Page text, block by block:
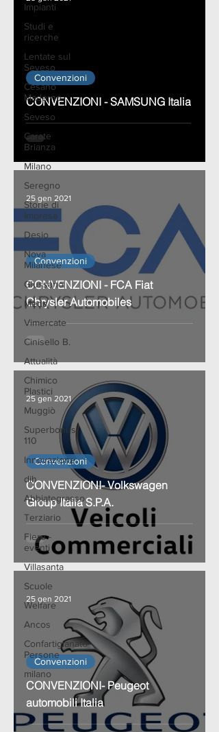
Impianti
Studi e
ricerche
Lentate sul
Seveso
Cesano
Maderno
Seveso
Carate
Brianza
Milano
Seregno
Storie di
Impresa
Desio
Nova
Milanese
Giussano
Meda
Vimercate
Cinisello B.
Attualità
Chimico
Plastici
Muggiò
Superbonus
110
Innovazione
dih
Abbiategrasso
Terziario
Fiere -
eventi
Villasanta
Scuole
Welfare
Ancos
Confartigianato
Persone
milano
CONVENZIONI - SAMSUNG Italia
Convenzioni
CONVENZIONI - FCA Fiat
Chrysler Automobiles
Convenzioni
25 gen 2021
CONVENZIONI- Volkswagen
Group Italia S.P.A.
Convenzioni
25 gen 2021
CONVENZIONI- Peugeot
automobili Italia
Convenzioni
25 gen 2021